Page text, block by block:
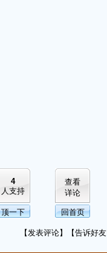
4
人支持
顶一下
查看
详论
回首页
【发表评论】【告诉好友